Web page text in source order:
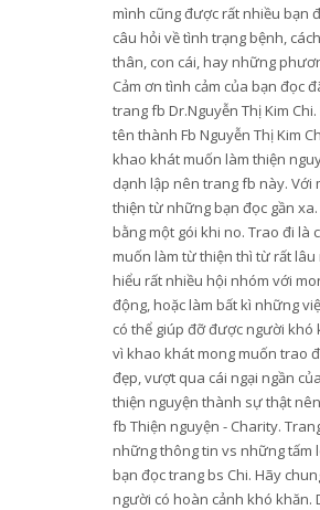
mình cũng được rất nhiều bạn
câu hỏi về tình trạng bệnh,
thân, con cái, hay những
Cảm ơn tình cảm của bạn đọc
trang fb Dr.Nguyễn Thị Kim
tên thành Fb Nguyễn Thị Kim
khao khát muốn làm thiện
dạnh lập nên trang fb này. Với
thiện từ những bạn đọc gần
bằng một gói khi no. Trao đi là
muốn làm từ thiện thì từ rất lâu
hiểu rất nhiều hội nhóm với
động, hoặc làm bất kì những
có thể giúp đỡ được người khó
vì khao khát mong muốn trao
đẹp, vượt qua cái ngại ngần
thiện nguyện thành sự thật
fb Thiện nguyện - Charity.
những thông tin vs những tấm
bạn đọc trang bs Chi. Hãy
người có hoàn cảnh khó khăn.